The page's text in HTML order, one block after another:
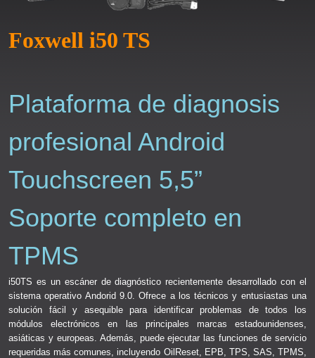
Foxwell i50 TS
Plataforma de diagnosis
profesional Android
Touchscreen 5,5”
Soporte completo en
TPMS
i50TS es un escáner de diagnóstico recientemente desarrollado con el
sistema operativo Andorid 9.0. Ofrece a los técnicos y entusiastas una
solución fácil y asequible para identificar problemas de todos los
módulos electrónicos en las principales marcas estadounidenses,
asiáticas y europeas. Además, puede ejecutar las funciones de servicio
requeridas más comunes, incluyendo OilReset, EPB, TPS, SAS, TPMS,